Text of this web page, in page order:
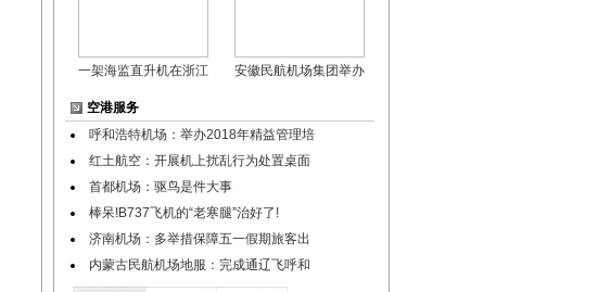
一架海监直升机在浙江 安徽民航机场集团举办
空港服务
呼和浩特机场：举办2018年精益管理培
红土航空：开展机上扰乱行为处置桌面
首都机场：驱鸟是件大事
棒呆!B737飞机的“老寒腿”治好了!
济南机场：多举措保障五一假期旅客出
内蒙古民航机场地服：完成通辽飞呼和